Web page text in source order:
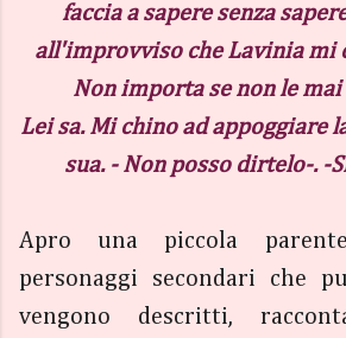
faccia a sapere senza
all'improvviso che Lavinia mi
Non importa se non le
Lei sa. Mi chino ad appoggiare
sua. - Non posso dirtelo-. -
Apro una piccola
personaggi secondari che
vengono descritti,